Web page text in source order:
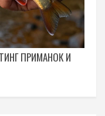
ПРИМАНОК И